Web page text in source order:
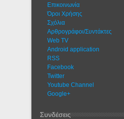
Eπικοινωνία
Όροι Χρήσης
Σχόλια
Αρθρογράφοι/Συντάκτες
Web TV
Android application
RSS
Facebook
Twitter
Youtube Channel
Google+
Συνδέσεις